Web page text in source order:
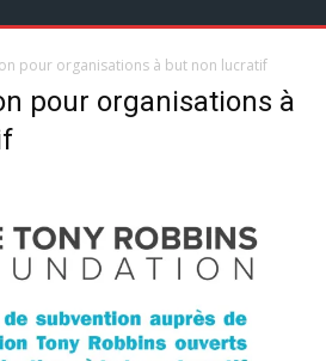
pour organisations à but non lucratif
pour organisations à